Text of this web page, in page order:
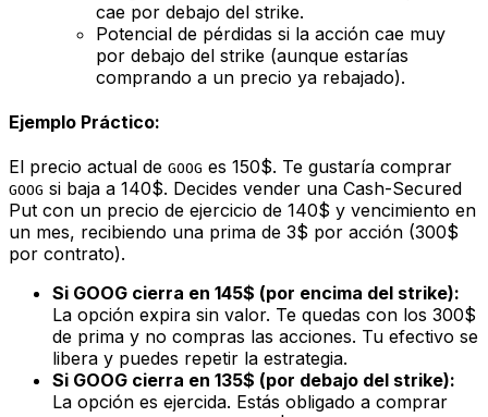
cae por debajo del strike.
Potencial de pérdidas si la acción cae muy
por debajo del strike (aunque estarías
comprando a un precio ya rebajado).
Ejemplo Práctico:
El precio actual de GOOG es 150$. Te gustaría comprar
GOOG si baja a 140$. Decides vender una Cash-Secured
Put con un precio de ejercicio de 140$ y vencimiento en
un mes, recibiendo una prima de 3$ por acción (300$
por contrato).
Si GOOG cierra en 145$ (por encima del strike):
La opción expira sin valor. Te quedas con los 300$
de prima y no compras las acciones. Tu efectivo se
libera y puedes repetir la estrategia.
Si GOOG cierra en 135$ (por debajo del strike):
La opción es ejercida. Estás obligado a comprar